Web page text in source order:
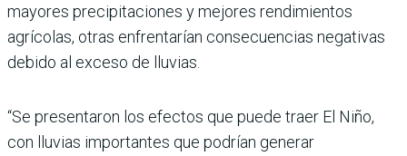
mayores precipitaciones y mejores rendimientos
agrícolas, otras enfrentarían consecuencias negativas
debido al exceso de lluvias.
“Se presentaron los efectos que puede traer El Niño,
con lluvias importantes que podrían generar